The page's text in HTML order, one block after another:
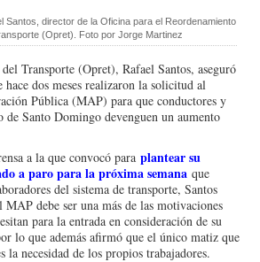
Santos, director de la Oficina para el Reordenamiento
(Opret). Foto por Jorge Martinez
Transporte (Opret), Rafael Santos, aseguró
hace dos meses realizaron la solicitud al
Pública (MAP) para que conductores y
de Santo Domingo devenguen un aumento
a la que convocó para plantear su
a paro para la próxima semana que
del sistema de transporte, Santos
debe ser una más de las motivaciones
para la entrada en consideración de su
lo que además afirmó que el único matiz que
la necesidad de los propios trabajadores.